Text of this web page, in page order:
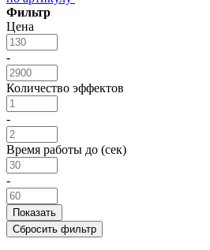
Фильтр
Цена
-
Количество эффектов
-
Время работы до (сек)
-